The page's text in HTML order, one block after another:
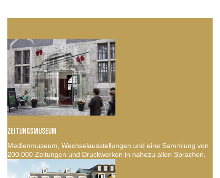
ZEITUNGSMUSEUM
Medienmuseum, Wechselausstellungen und eine Sammlung von
200.000 Zeitungen und Druckwerken in nahezu allen Sprachen.